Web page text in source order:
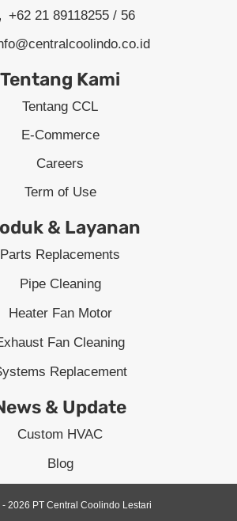
+62 21 89118255 / 56
Tentang Kami
Tentang CCL
E-Commerce
Careers
Term of Use
& Layanan
Parts Replacements
Pipe Cleaning
Heater Fan Motor
Fan Cleaning
Replacement
& Update
Custom HVAC
Blog
2026 PT Central Coolindo Lestari